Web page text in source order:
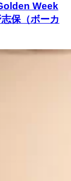
Week
保（ボーカ